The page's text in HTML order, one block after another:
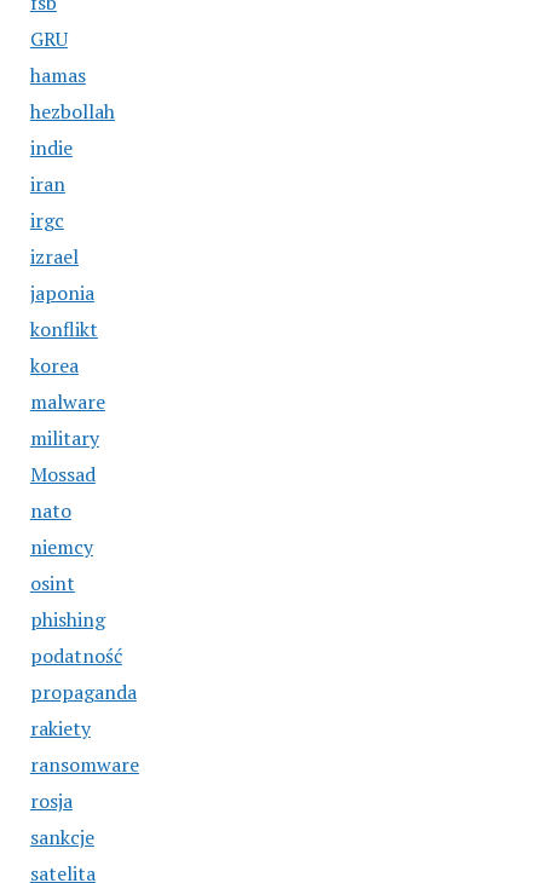
GRU
hamas
hezbollah
indie
iran
irgc
izrael
japonia
konflikt
korea
malware
military
Mossad
nato
niemcy
osint
phishing
podatność
propaganda
rakiety
ransomware
rosja
sankcje
satelita